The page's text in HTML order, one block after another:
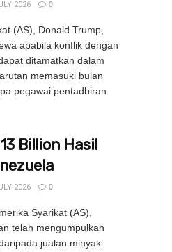
2026 0
(AS), Donald Trump,
apabila konflik dengan
ditamatkan dalam
memasuki bulan
pegawai pentadbiran
Billion Hasil
2026 0
Syarikat (AS),
telah mengumpulkan
jualan minyak